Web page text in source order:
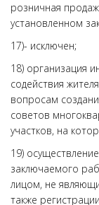
розничная
установленном
17)- исключен;
18) организация
содействия
вопросам
советов
участков, на
19)
заключаемого
лицом, не
также